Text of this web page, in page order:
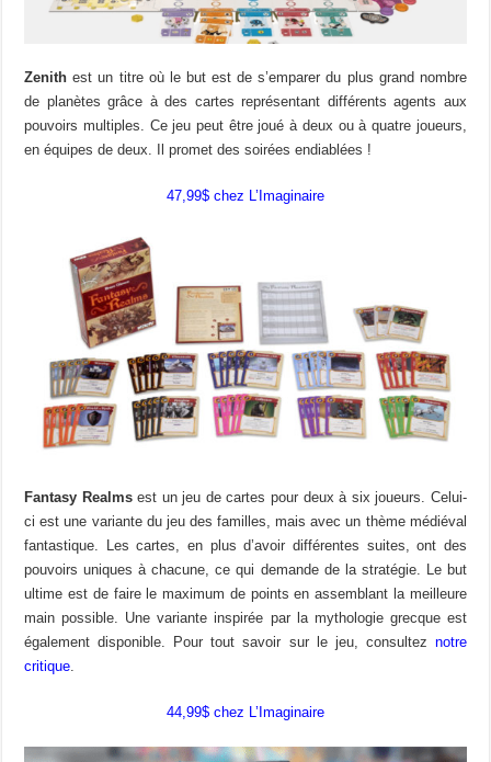
Zenith est un titre où le but est de s’emparer du plus grand nombre
de planètes grâce à des cartes représentant différents agents aux
pouvoirs multiples. Ce jeu peut être joué à deux ou à quatre joueurs,
en équipes de deux. Il promet des soirées endiablées !
47,99$ chez L’Imaginaire
Fantasy Realmsest un jeu de cartes pour deux à six joueurs. Celui-
ci est une variante du jeu des familles, mais avec un thème médiéval
fantastique. Les cartes, en plus d’avoir différentes suites, ont des
pouvoirs uniques à chacune, ce qui demande de la stratégie. Le but
ultime est de faire le maximum de points en assemblant la meilleure
main possible. Une variante inspirée par la mythologie grecque est
également disponible. Pour tout savoir sur le jeu, consultez notre
critique.
44,99$ chez L’Imaginaire